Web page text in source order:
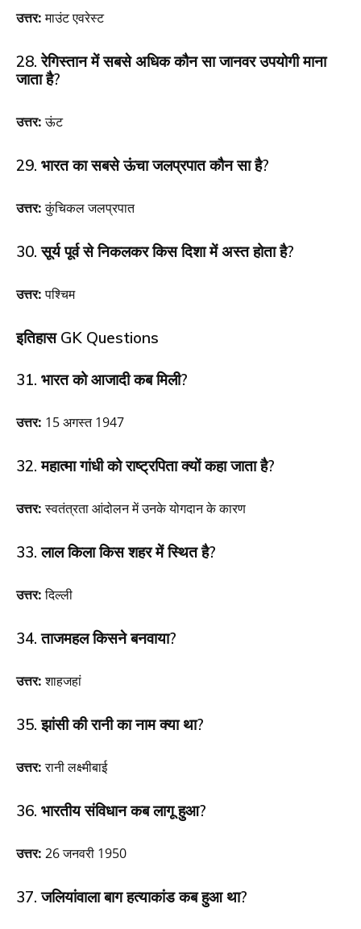
उत्तर:माउंट एवरेस्ट
28. रेगिस्तान में सबसे अधिक कौन सा जानवर उपयोगी माना
जाता है?
उत्तर:ऊंट
29. भारत का सबसे ऊंचा जलप्रपात कौन सा है?
उत्तर:कुंचिकल जलप्रपात
30. सूर्य पूर्व से निकलकर किस दिशा में अस्त होता है?
उत्तर:पश्चिम
इतिहास GK Questions
31. भारत को आजादी कब मिली?
उत्तर: 15 अगस्त 1947
32. महात्मा गांधी को राष्ट्रपिता क्यों कहा जाता है?
उत्तर:स्वतंत्रता आंदोलन में उनके योगदान के कारण
33. लाल किला किस शहर में स्थित है?
उत्तर:दिल्ली
34. ताजमहल किसने बनवाया?
उत्तर:शाहजहां
35. झांसी की रानी का नाम क्या था?
उत्तर:रानी लक्ष्मीबाई
36. भारतीय संविधान कब लागू हुआ?
उत्तर: 26 जनवरी 1950
37. जलियांवाला बाग हत्याकांड कब हुआ था?